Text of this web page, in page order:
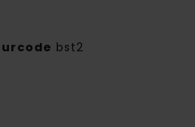
bst2